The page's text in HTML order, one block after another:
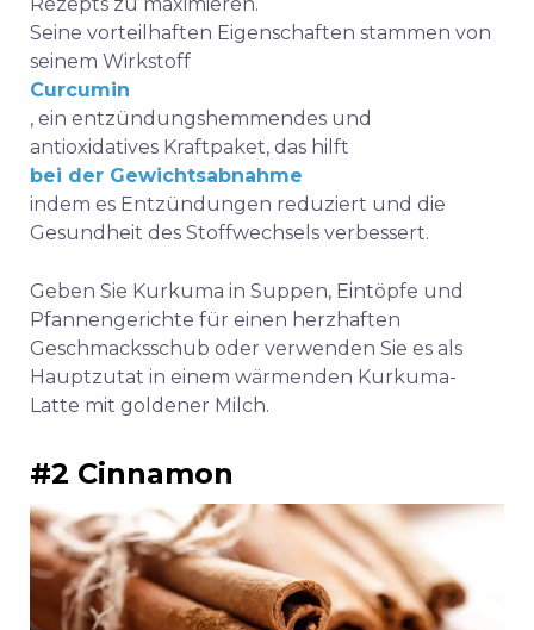
Seine vorteilhaften Eigenschaften stammen von
seinem Wirkstoff
Curcumin
, ein entzündungshemmendes und
antioxidatives Kraftpaket, das hilft
bei der Gewichtsabnahme
indem es Entzündungen reduziert und die
Gesundheit des Stoffwechsels verbessert.
Geben Sie Kurkuma in Suppen, Eintöpfe und
Pfannengerichte für einen herzhaften
Geschmacksschub oder verwenden Sie es als
Hauptzutat in einem wärmenden Kurkuma-
Latte mit goldener Milch.
#2 Cinnamon